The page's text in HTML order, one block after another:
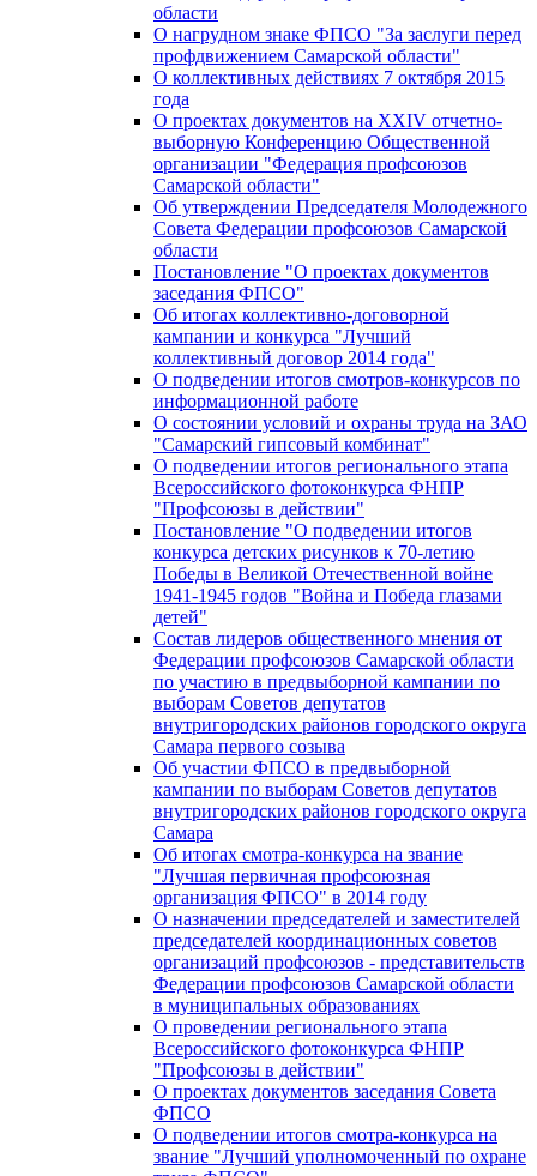
области
О нагрудном знаке ФПСО "За заслуги перед
профдвижением Самарской области"
О коллективных действиях 7 октября 2015
года
О проектах документов на XXIV отчетно-
выборную Конференцию Общественной
организации "Федерация профсоюзов
Самарской области"
Об утверждении Председателя Молодежного
Совета Федерации профсоюзов Самарской
области
Постановление "О проектах документов
заседания ФПСО"
Об итогах коллективно-договорной
кампании и конкурса "Лучший
коллективный договор 2014 года"
О подведении итогов смотров-конкурсов по
информационной работе
О состоянии условий и охраны труда на ЗАО
"Самарский гипсовый комбинат"
О подведении итогов регионального этапа
Всероссийского фотоконкурса ФНПР
"Профсоюзы в действии"
Постановление "О подведении итогов
конкурса детских рисунков к 70-летию
Победы в Великой Отечественной войне
1941-1945 годов "Война и Победа глазами
детей"
Состав лидеров общественного мнения от
Федерации профсоюзов Самарской области
по участию в предвыборной кампании по
выборам Советов депутатов
внутригородских районов городского округа
Самара первого созыва
Об участии ФПСО в предвыборной
кампании по выборам Советов депутатов
внутригородских районов городского округа
Самара
Об итогах смотра-конкурса на звание
"Лучшая первичная профсоюзная
организация ФПСО" в 2014 году
О назначении председателей и заместителей
председателей координационных советов
организаций профсоюзов - представительств
Федерации профсоюзов Самарской области
в муниципальных образованиях
О проведении регионального этапа
Всероссийского фотоконкурса ФНПР
"Профсоюзы в действии"
О проектах документов заседания Совета
ФПСО
О подведении итогов смотра-конкурса на
звание "Лучший уполномоченный по охране